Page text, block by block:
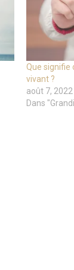
Que signifie
vivant ?
août 7, 2022
Dans